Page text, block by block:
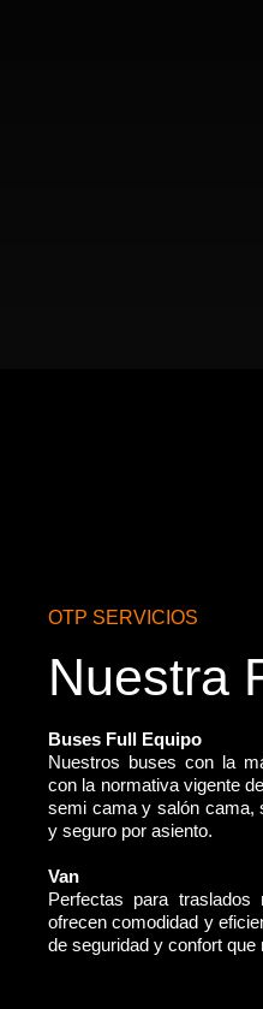
OTP SERVICIOS
Nuestra
Buses Full Equipo
Nuestros buses con la
con la normativa vigente
semi cama y salón cama,
y seguro por asiento.
Van
Perfectas para traslados
ofrecen comodidad y
de seguridad y confort que